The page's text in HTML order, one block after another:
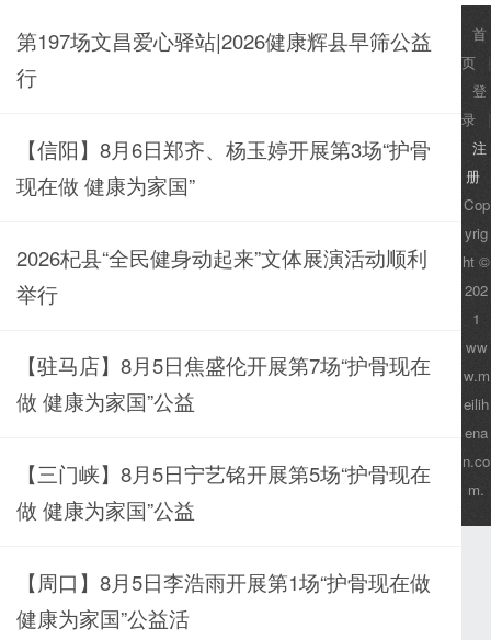
第197场文昌爱心驿站|2026健康辉县早筛公益
行
【信阳】8月6日郑齐、杨玉婷开展第3场“护骨
现在做 健康为家国”
2026杞县“全民健身动起来”文体展演活动顺利
举行
【驻马店】8月5日焦盛伦开展第7场“护骨现在
做 健康为家国”公益
【三门峡】8月5日宁艺铭开展第5场“护骨现在
做 健康为家国”公益
【周口】8月5日李浩雨开展第1场“护骨现在做
健康为家国”公益活
首
页
|
登
录
|
注
册
Cop
yrig
ht ©
202
1
ww
w.m
eilih
ena
n.co
m.